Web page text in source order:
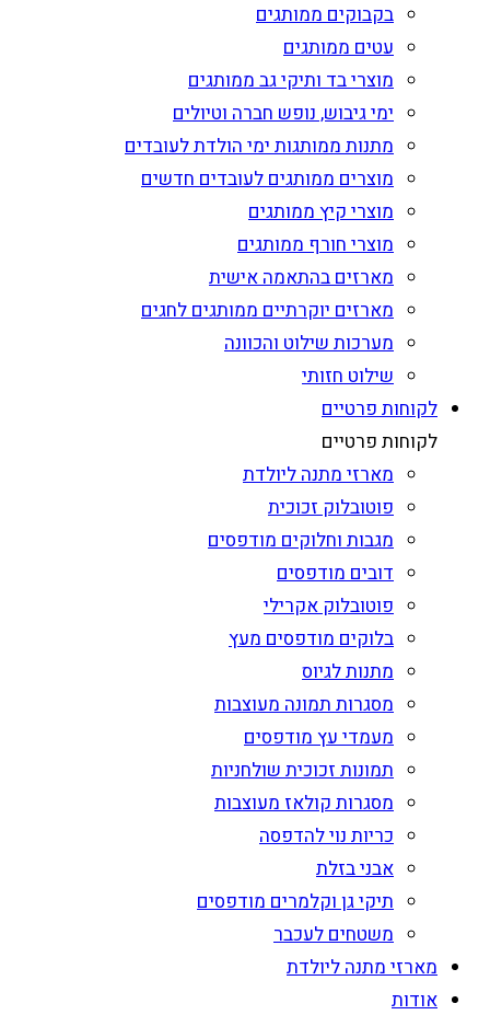
בקבוקים ממותגים
עטים ממותגים
מוצרי בד ותיקי גב ממותגים
ימי גיבוש, נופש חברה וטיולים
מתנות ממותגות ימי הולדת לעובדים
מוצרים ממותגים לעובדים חדשים
מוצרי קיץ ממותגים
מוצרי חורף ממותגים
מארזים בהתאמה אישית
מארזים יוקרתיים ממותגים לחגים
מערכות שילוט והכוונה
שילוט חזותי
לקוחות פרטיים
לקוחות פרטיים
מארזי מתנה ליולדת
פוטובלוק זכוכית
מגבות וחלוקים מודפסים
דובים מודפסים
פוטובלוק אקרילי
בלוקים מודפסים מעץ
מתנות לגיוס
מסגרות תמונה מעוצבות
מעמדי עץ מודפסים
תמונות זכוכית שולחניות
מסגרות קולאז מעוצבות
כריות נוי להדפסה
אבני בזלת
תיקי גן וקלמרים מודפסים
משטחים לעכבר
מארזי מתנה ליולדת
אודות